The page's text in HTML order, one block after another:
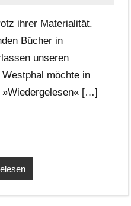
ihrer Materialität.
Bücher in
unseren
möchte in
»Wiedergelesen« […]